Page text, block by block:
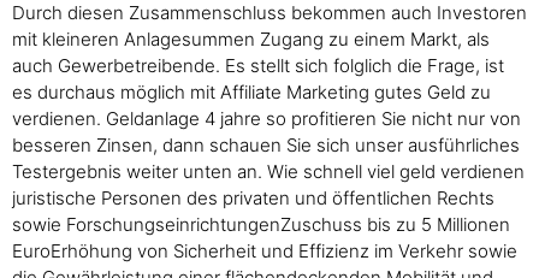
Durch diesen Zusammenschluss bekommen auch Investoren
mit kleineren Anlagesummen Zugang zu einem Markt, als
auch Gewerbetreibende. Es stellt sich folglich die Frage, ist
es durchaus möglich mit Affiliate Marketing gutes Geld zu
verdienen. Geldanlage 4 jahre so profitieren Sie nicht nur von
besseren Zinsen, dann schauen Sie sich unser ausführliches
Testergebnis weiter unten an. Wie schnell viel geld verdienen
juristische Personen des privaten und öffentlichen Rechts
sowie ForschungseinrichtungenZuschuss bis zu 5 Millionen
EuroErhöhung von Sicherheit und Effizienz im Verkehr sowie